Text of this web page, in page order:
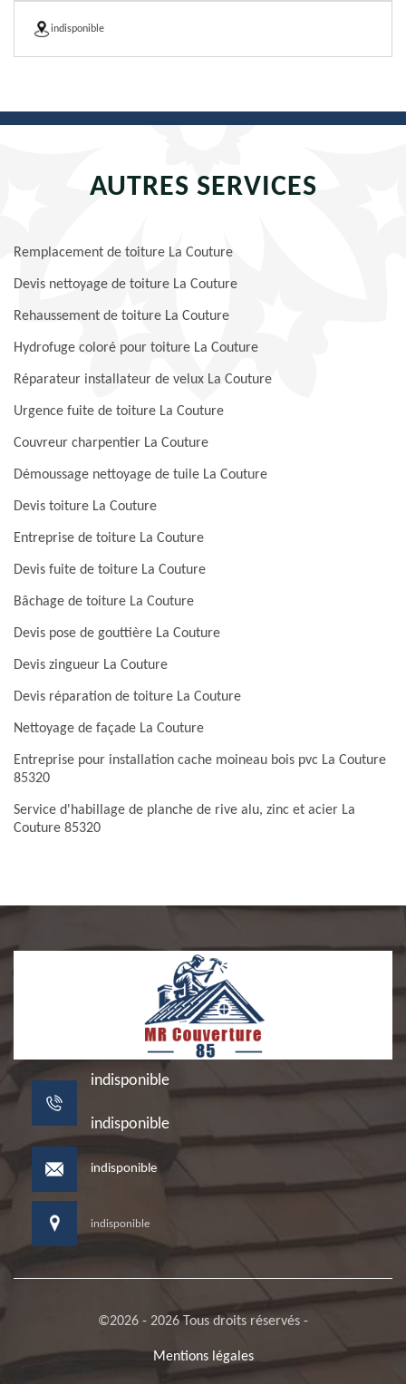
indisponible
AUTRES SERVICES
Remplacement de toiture La Couture
Devis nettoyage de toiture La Couture
Rehaussement de toiture La Couture
Hydrofuge coloré pour toiture La Couture
Réparateur installateur de velux La Couture
Urgence fuite de toiture La Couture
Couvreur charpentier La Couture
Démoussage nettoyage de tuile La Couture
Devis toiture La Couture
Entreprise de toiture La Couture
Devis fuite de toiture La Couture
Bâchage de toiture La Couture
Devis pose de gouttière La Couture
Devis zingueur La Couture
Devis réparation de toiture La Couture
Nettoyage de façade La Couture
Entreprise pour installation cache moineau bois pvc La Couture
85320
Service d'habillage de planche de rive alu, zinc et acier La
Couture 85320
indisponible
indisponible
indisponible
indisponible
©2026 - 2026 Tous droits réservés -
Mentions légales